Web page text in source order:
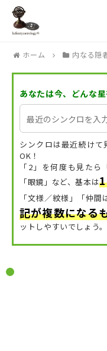
ホーム 内なる隠
あなたは今、どんな
シンクロは最近続けて
OK！
「2」を何度も見たら
「眼鏡」など、基本は
「文様／紋様」「仲
記が複数になる
ットしやすいでしょう。